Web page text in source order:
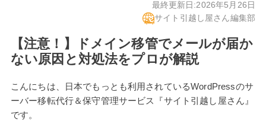
最終更新日:2026年5月26日
サイト引越し屋さん編集部
【注意！】ドメイン移管でメールが届か
ない原因と対処法をプロが解説
こんにちは、日本でもっとも利用されているWordPressのサ
ーバー移転代行＆保守管理サービス『サイト引越し屋さん』
です。